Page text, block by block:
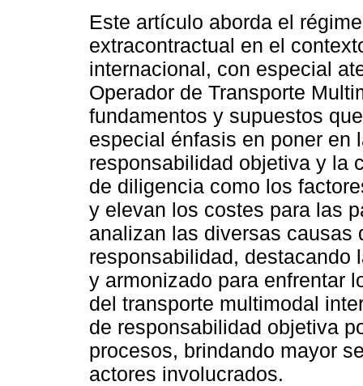
Este artículo aborda el
extracontractual en el
internacional, con especial
Operador de Transporte
fundamentos y supuestos
especial énfasis en poner en
responsabilidad objetiva y la
de diligencia como los
y elevan los costes para las
analizan las diversas causas
responsabilidad, destacando
y armonizado para enfrentar
del transporte multimodal
de responsabilidad objetiva
procesos, brindando mayor
actores involucrados.